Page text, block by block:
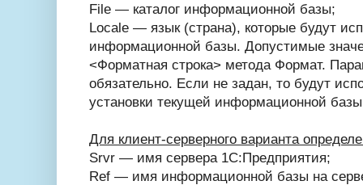
File — каталог информационной базы;
Locale — язык (страна), которые будут
информационной базы. Допустимые
<Форматная строка> метода Формат.
обязательно. Если не задан, то будут
установки текущей информационной
Для клиент-серверного варианта
Srvr — имя сервера 1С:Предприятия;
Ref — имя информационной базы на